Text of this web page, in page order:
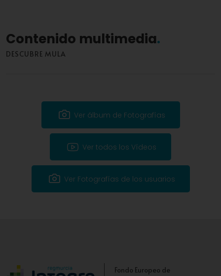
Contenido multimedia
DESCUBRE MULA
Ver álbum de Fotografías
Ver todos los Vídeos
Ver Fotografías de los usuarios
Fondo Europeo de